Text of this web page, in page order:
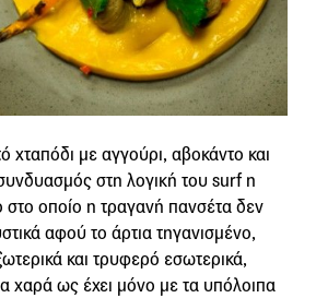
χταπόδι με αγγούρι, αβοκάντο και
στη λογική του surf n
στο οποίο η τραγανή πανσέτα δεν
αφού το άρτια τηγανισμένο,
και τρυφερό εσωτερικά,
χαρά ως έχει μόνο με τα υπόλοιπα